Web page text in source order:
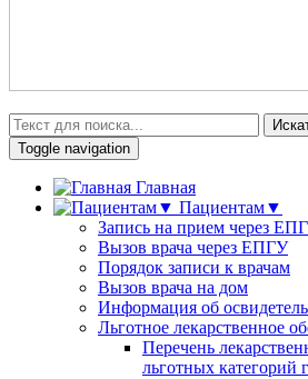
Toggle navigation
Главная
Пациентам▼
Запись на прием через
Вызов врача через ЕПГУ
Порядок записи к врачам
Вызов врача на дом
Информация об
Льготное лекарственное
Перечень
льготных категорий